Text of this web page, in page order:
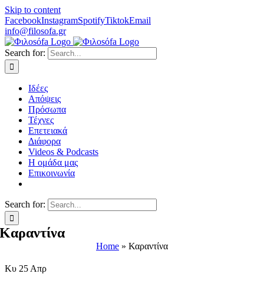
Skip to content
FacebookInstagramSpotifyTiktokEmail
info@filosofa.gr
Search for:
Ιδέες
Απόψεις
Πρόσωπα
Τέχνες
Επετειακά
Διάφορα
Videos & Podcasts
Η ομάδα μας
Επικοινωνία
Search for:
Καραντίνα
Home » Καραντίνα
Κυ 25 Απρ